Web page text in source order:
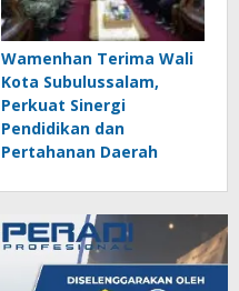
Wamenhan Terima Wali
Kota Subulussalam,
Perkuat Sinergi
Pendidikan dan
Pertahanan Daerah